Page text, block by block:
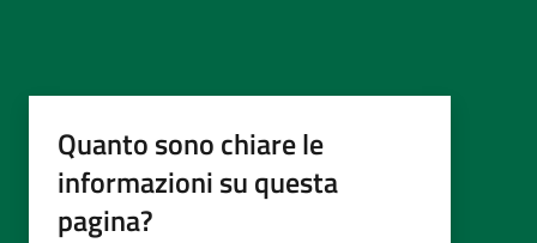
Quanto sono chiare le
informazioni su questa
pagina?